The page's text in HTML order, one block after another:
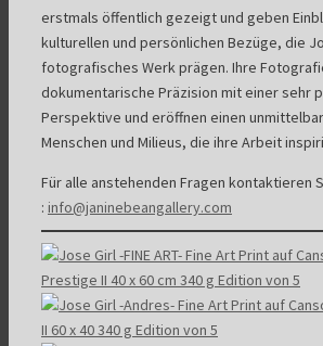
erstmals öffentlich gezeigt und geben
kulturellen und persönlichen Bezüge, die
fotografisches Werk prägen. Ihre
dokumentarische Präzision mit einer sehr
Perspektive und eröffnen einen
Menschen und Milieus, die ihre Arbeit
Für alle anstehenden Fragen kontaktieren
: info@janinebeangallery.com